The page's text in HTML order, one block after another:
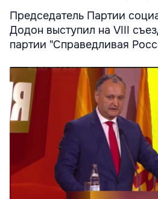
Председатель Партии
Додон выступил на VIII
партии "Справедливая